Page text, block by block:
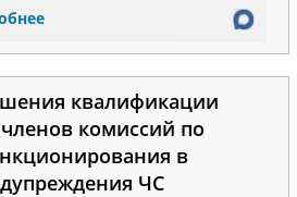
квалификации
комиссий по
в
ЧС